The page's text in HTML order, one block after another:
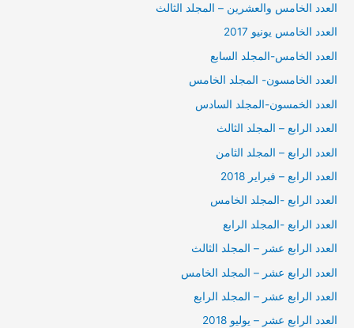
العدد الخامس والعشرين – المجلد الثالث
العدد الخامس يونيو 2017
العدد الخامس-المجلد السابع
العدد الخامسون- المجلد الخامس
العدد الخمسون-المجلد السادس
العدد الرابع – المجلد الثالث
العدد الرابع – المجلد الثامن
العدد الرابع – فبراير 2018
العدد الرابع -المجلد الخامس
العدد الرابع -المجلد الرابع
العدد الرابع عشر – المجلد الثالث
العدد الرابع عشر – المجلد الخامس
العدد الرابع عشر – المجلد الرابع
العدد الرابع عشر – يوليو 2018